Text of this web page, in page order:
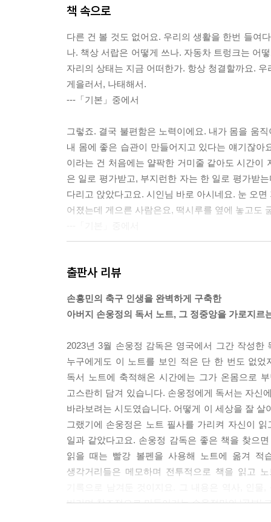
책 속으로
다른 건 볼 것도 없어요. 우리의 생활을 한번 들여
나. 책상 서랍은 어떻게 쓰나. 자동차 트렁크는 어
자리의 상태는 지금 어떠한가. 항상 청결할까요.
게을러서, 나태해서.
---「기본」중에서
그렇죠. 결국 불편함은 노력이에요. 내가 몸을 움
내 몸에 좋은 습관이 만들어지고 있다는 얘기잖
이라는 건 처음에는 얄팍한 거미줄 같아도 시간이
은 일로 평가받고, 부지런한 자는 한 일로 평가받
다리고 앉았다고요. 시인님 바로 아시네요. 눈 오
어졌는데 게으른 사람은요, 떡시루를 옆에 놓고도
부 역할도 부모 역할도 배우지 못한 채로 우리가
안 보고 자기를 본다는 거거든요. 그러니 부모가
우 좀 달랐던 것이 애나 저나 꿈이 축구였잖아요.
---「가정」중에서
저는 매일같이 운동하잖아요. 제가 워낙에 단순한
다” 가끔 우스갯소리도 하는데요, 예전부터 저는
왔던 것 같아요. 늙어 제가 건강하지 못하면 주변
---「노후」중에서
제 침대가 방 한가운데에 놓여 있거든요. 그래야
간이 생기는데 그 모양새가 딱 관 같더라고요. 저
출판사 리뷰
손흥민의 축구 인생을 완벽하게 구축한
아버지 손웅정의 독서 노트, 그 정중앙을 가로지르
2023년 3월 손웅정 감독은 영국에서 그간 작성
누구에게도 이 노트를 보인 적은 단 한 번도 없
독서 노트에 축적해온 시간에는 그가 온몸으로
고스란히 담겨 있습니다. 손웅정에게 독서는 자신
바라보려는 시도였습니다. 어떻게 이 세상을 잘
그랬기에 손웅정은 노트 필사를 가리켜 자신이
일과 같았다고요. 손웅정 감독은 좋은 책을 찾으
읽을 때는 빨강 볼펜을 사용해 노트에 옮겨 적
생각거리들은 메모하며 전투적으로 책을 읽고
버리며 창조적으로 만들어가는 손웅정만의 ‘공부’